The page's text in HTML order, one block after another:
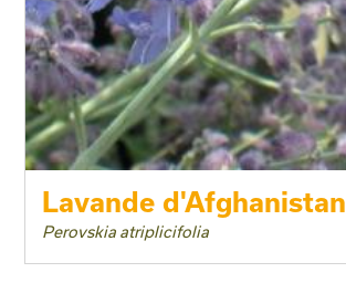
Lavande d'Afghanistan
Perovskia atriplicifolia